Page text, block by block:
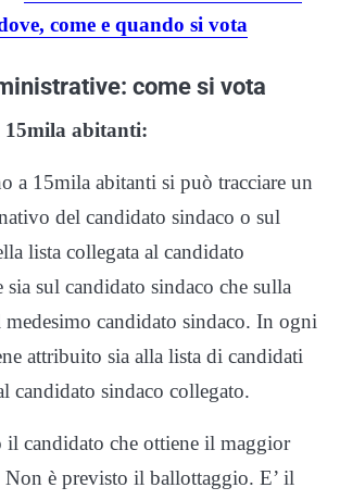
come e quando si vota
come si vota
abitanti:
a 15mila abitanti si può tracciare un
del candidato sindaco o sul
lista collegata al candidato
sia sul candidato sindaco che sulla
medesimo candidato sindaco. In ogni
attribuito sia alla lista di candidati
candidato sindaco collegato.
il candidato che ottiene il maggior
è previsto il ballottaggio. E’ il